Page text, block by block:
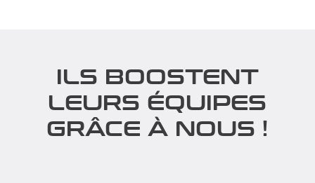
ILS BOOSTENT
LEURS ÉQUIPES
GRÂCE À NOUS !